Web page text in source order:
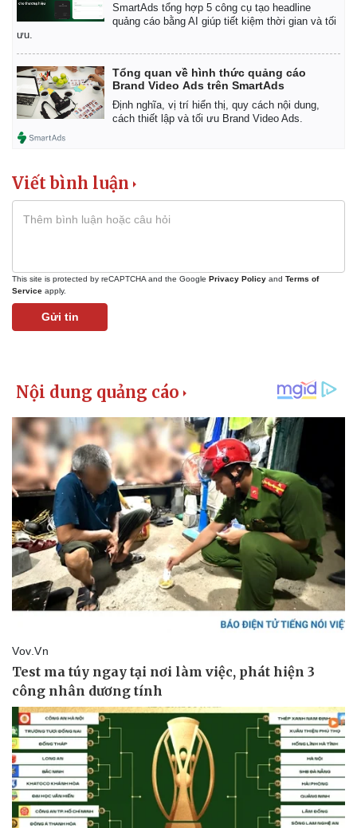
SmartAds tổng hợp 5 công cụ tạo headline
quảng cáo bằng AI giúp tiết kiệm thời gian và tối
ưu.
Tổng quan về hình thức quảng cáo
Brand Video Ads trên SmartAds
Định nghĩa, vị trí hiển thị, quy cách nội dung,
cách thiết lập và tối ưu Brand Video Ads.
Viết bình luận
This site is protected by reCAPTCHA and the Google Privacy Policy and Terms of
Service apply.
Gửi tin